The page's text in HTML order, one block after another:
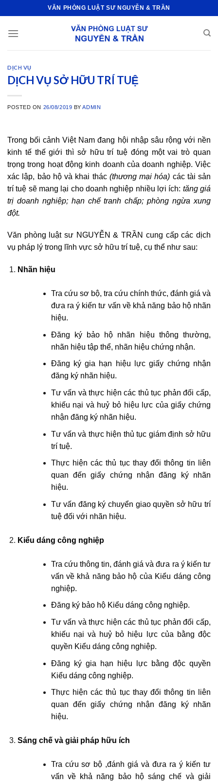
to
content
VĂN PHÒNG LUẬT SƯ NGUYỄN & TRẦN
DỊCH VỤ
DỊCH VỤ SỞ HỮU TRÍ TUỆ
POSTED ON 26/08/2019 BYADMIN
Trong bối cảnh Việt Nam đang hội nhập sâu rộng với nền
kinh tế thế giới thì sở hữu trí tuệ đóng một vai trò quan
trọng trong hoạt động kinh doanh của doanh nghiệp. Việc
xác lập, bảo hộ và khai thác (thương mại hóa) các tài sản
trí tuệ sẽ mang lại cho doanh nghiệp nhiều lợi ích: tăng giá
trị doanh nghiệp; hạn chế tranh chấp; phòng ngừa xung
đột.
Văn phòng luật sư NGUYỄN & TRẦN cung cấp các dịch
vụ pháp lý trong lĩnh vực sở hữu trí tuệ, cụ thể như sau:
Nhãn hiệu
Tra cứu sơ bộ, tra cứu chính thức, đánh giá và
đưa ra ý kiến tư vấn về khả năng bảo hộ nhãn
hiệu.
Đăng ký bảo hộ nhãn hiệu thông thường,
nhãn hiệu tập thể, nhãn hiệu chứng nhận.
Đăng ký gia hạn hiệu lực giấy chứng nhận
đăng ký nhãn hiệu.
Tư vấn và thực hiện các thủ tục phản đối cấp,
khiếu nại và huỷ bỏ hiệu lực của giấy chứng
nhận đăng ký nhãn hiệu.
Tư vấn và thực hiện thủ tục giám định sở hữu
trí tuệ.
Thực hiện các thủ tục thay đổi thông tin liên
quan đến giấy chứng nhận đăng ký nhãn
hiệu.
Tư vấn đăng ký chuyển giao quyền sở hữu trí
tuệ đối với nhãn hiệu.
Kiểu dáng công nghiệp
Tra cứu thông tin, đánh giá và đưa ra ý kiến tư
vấn về khả năng bảo hộ của Kiểu dáng công
nghiệp.
Đăng ký bảo hộ Kiểu dáng công nghiệp.
Tư vấn và thực hiện các thủ tục phản đối cấp,
khiếu nại và huỷ bỏ hiệu lực của bằng độc
quyền Kiểu dáng công nghiệp.
Đăng ký gia hạn hiệu lực bằng độc quyền
Kiểu dáng công nghiệp.
Thực hiện các thủ tục thay đổi thông tin liên
quan đến giấy chứng nhận đăng ký nhãn
hiệu.
Sáng chế và giải pháp hữu ích
Tra cứu sơ bộ ,đánh giá và đưa ra ý kiến tư
vấn về khả năng bảo hộ sáng chế và giải